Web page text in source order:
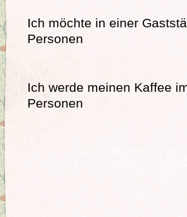
Ich möchte in einer
Personen
Ich werde meinen Kaffee
Personen